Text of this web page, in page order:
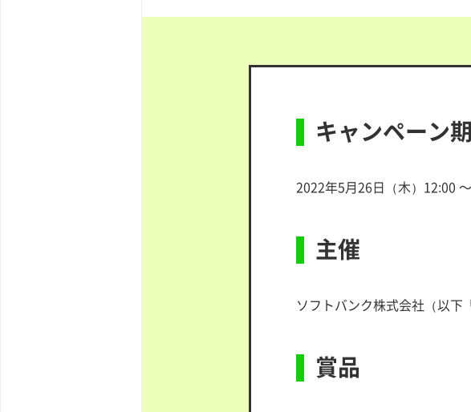
キャンペーン
2022年5月26日（木）12:00
主催
ソフトバンク株式会社（以下
賞品